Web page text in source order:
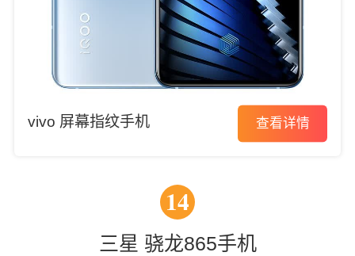
vivo 屏幕指纹手机 查看详情
14
三星 骁龙865手机